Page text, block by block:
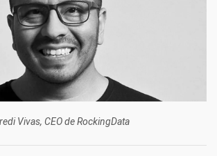
Vivas, CEO de RockingData